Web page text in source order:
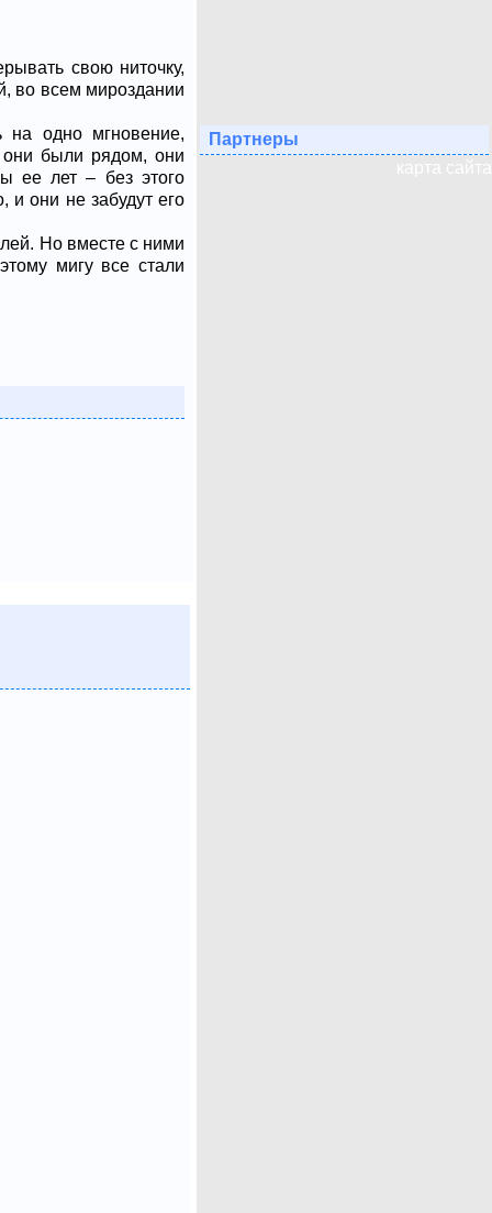
свою ниточку,
во всем мироздании
одно мгновение,
они были рядом, они
ее лет – без этого
и они не забудут его
Но вместе с ними
мигу все стали
Партнеры